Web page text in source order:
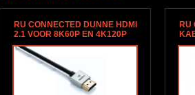
RU CONNECTED DUNNE HDMI
2.1 VOOR 8K60P EN 4K120P
RU